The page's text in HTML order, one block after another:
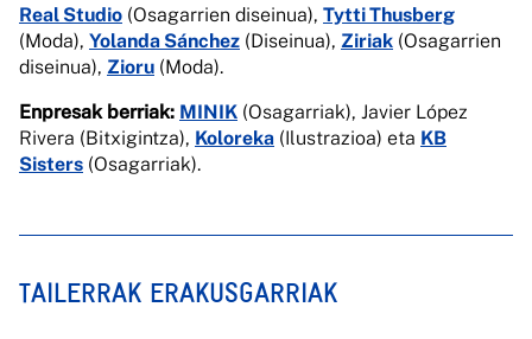
Real Studio (Osagarrien diseinua), Tytti Thusberg
(Moda), Yolanda Sánchez (Diseinua), Ziriak (Osagarrien
diseinua), Zioru (Moda).
Enpresak berriak: MINIK (Osagarriak), Javier López
Rivera (Bitxigintza), Koloreka (Ilustrazioa) eta KB
Sisters (Osagarriak).
TAILERRAK ERAKUSGARRIAK